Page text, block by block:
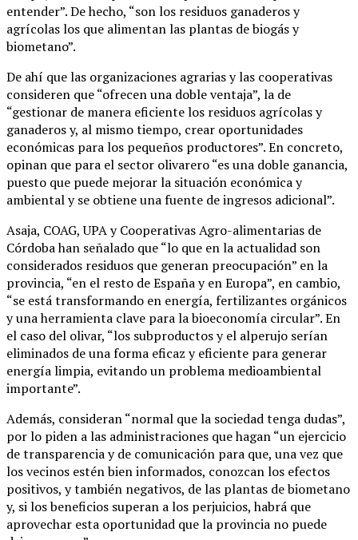
entender”. De hecho, “son los residuos ganaderos y
agrícolas los que alimentan las plantas de biogás y
biometano”.
De ahí que las organizaciones agrarias y las cooperativas
consideren que “ofrecen una doble ventaja”, la de
“gestionar de manera eficiente los residuos agrícolas y
ganaderos y, al mismo tiempo, crear oportunidades
económicas para los pequeños productores”. En concreto,
opinan que para el sector olivarero “es una doble ganancia,
puesto que puede mejorar la situación económica y
ambiental y se obtiene una fuente de ingresos adicional”.
Asaja, COAG, UPA y Cooperativas Agro-alimentarias de
Córdoba han señalado que “lo que en la actualidad son
considerados residuos que generan preocupación” en la
provincia, “en el resto de España y en Europa”, en cambio,
“se está transformando en energía, fertilizantes orgánicos
y una herramienta clave para la bioeconomía circular”. En
el caso del olivar, “los subproductos y el alperujo serían
eliminados de una forma eficaz y eficiente para generar
energía limpia, evitando un problema medioambiental
importante”.
Además, consideran “normal que la sociedad tenga dudas”,
por lo piden a las administraciones que hagan “un ejercicio
de transparencia y de comunicación para que, una vez que
los vecinos estén bien informados, conozcan los efectos
positivos, y también negativos, de las plantas de biometano
y, si los beneficios superan a los perjuicios, habrá que
aprovechar esta oportunidad que la provincia no puede